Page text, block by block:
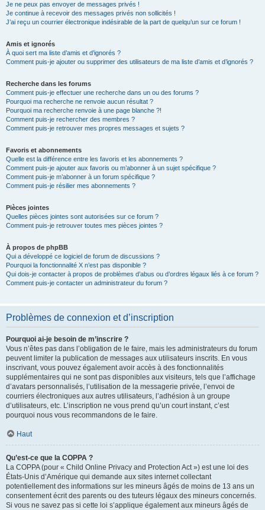
Je ne peux pas envoyer de messages privés !
Je continue à recevoir des messages privés non sollicités !
J’ai reçu un courrier électronique indésirable de la part de quelqu’un sur ce forum !
Amis et ignorés
À quoi sert ma liste d’amis et d’ignorés ?
Comment puis-je ajouter ou supprimer des utilisateurs de ma liste d’amis et d’ignorés ?
Recherche dans les forums
Comment puis-je effectuer une recherche dans un ou des forums ?
Pourquoi ma recherche ne renvoie aucun résultat ?
Pourquoi ma recherche renvoie à une page blanche ?!
Comment puis-je rechercher des membres ?
Comment puis-je retrouver mes propres messages et sujets ?
Favoris et abonnements
Quelle est la différence entre les favoris et les abonnements ?
Comment puis-je ajouter aux favoris ou m’abonner à un sujet spécifique ?
Comment puis-je m’abonner à un forum spécifique ?
Comment puis-je résilier mes abonnements ?
Pièces jointes
Quelles pièces jointes sont autorisées sur ce forum ?
Comment puis-je retrouver toutes mes pièces jointes ?
À propos de phpBB
Qui a développé ce logiciel de forum de discussions ?
Pourquoi la fonctionnalité X n’est pas disponible ?
Qui dois-je contacter à propos de problèmes d’abus ou d’ordres légaux liés à ce forum ?
Comment puis-je contacter un administrateur du forum ?
Problèmes de connexion et d’inscription
Pourquoi ai-je besoin de m’inscrire ?
Vous n’êtes pas dans l’obligation de le faire, mais les administrateurs du forum
peuvent limiter la publication de messages aux utilisateurs inscrits. En vous
inscrivant, vous pouvez également avoir accès à des fonctionnalités
supplémentaires qui ne sont pas disponibles aux visiteurs, tels que l’affichage
d’avatars personnalisés, l’utilisation de la messagerie privée, l’envoi de
courriers électroniques aux autres utilisateurs, l’adhésion à un groupe
d’utilisateurs, etc. L’inscription ne vous prend qu’un court instant, c’est
pourquoi nous vous recommandons de le faire.
Haut
Qu’est-ce que la COPPA ?
La COPPA (pour « Child Online Privacy and Protection Act ») est une loi des
États-Unis d’Amérique qui demande aux sites internet collectant
potentiellement des informations sur les mineurs âgés de moins de 13 ans un
consentement écrit des parents ou des tuteurs légaux des mineurs concernés.
Si vous ne savez pas si cette loi s’applique également aux mineurs âgés de